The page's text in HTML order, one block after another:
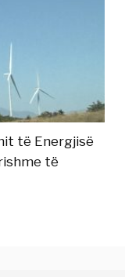
të Energjisë
të